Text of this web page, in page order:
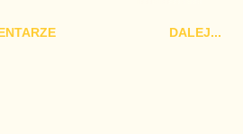
znajdował się w
DALEJ...